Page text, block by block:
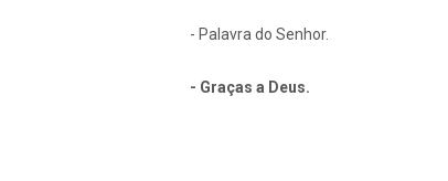
- Palavra do Senhor.
- Graças a Deus.